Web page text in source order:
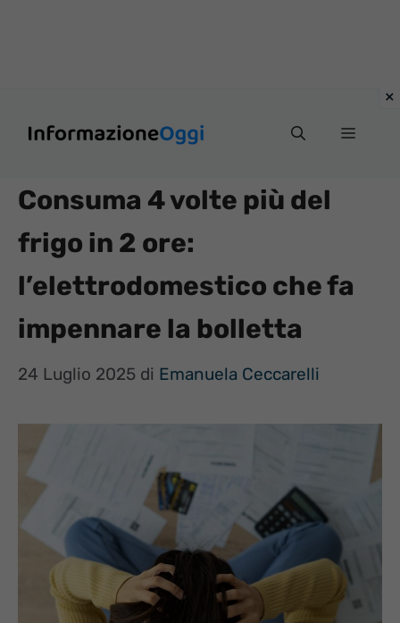
Menu
Consuma 4 volte più del
frigo in 2 ore:
l’elettrodomestico che fa
impennare la bolletta
24 Luglio 2025 di Emanuela Ceccarelli